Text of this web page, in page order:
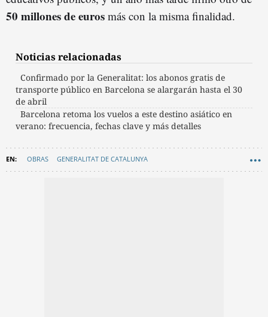
50 millones deeuros más con la misma finalidad.
Noticias relacionadas
Confirmado por la Generalitat: los abonos gratis de
transporte público en Barcelona se alargarán hasta el 30
de abril
Barcelona retoma los vuelos a este destino asiático en
verano: frecuencia, fechas clave y más detalles
OBRAS GENERALITAT DE CATALUNYA